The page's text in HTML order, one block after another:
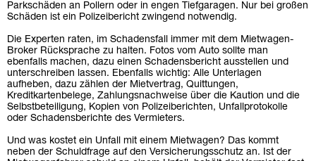
Parkschäden an Pollern oder in engen Tiefgaragen. Nur bei großen
Schäden ist ein Polizeibericht zwingend notwendig.
Die Experten raten, im Schadensfall immer mit dem Mietwagen-
Broker Rücksprache zu halten. Fotos vom Auto sollte man
ebenfalls machen, dazu einen Schadensbericht ausstellen und
unterschreiben lassen. Ebenfalls wichtig: Alle Unterlagen
aufheben, dazu zählen der Mietvertrag, Quittungen,
Kreditkartenbelege, Zahlungsnachweise über die Kaution und die
Selbstbeteiligung, Kopien von Polizeiberichten, Unfallprotokolle
oder Schadensberichte des Vermieters.
Und was kostet ein Unfall mit einem Mietwagen? Das kommt
neben der Schuldfrage auf den Versicherungsschutz an. Ist der